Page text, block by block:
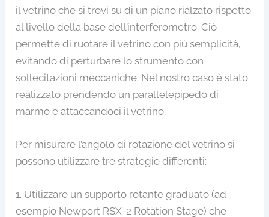
il vetrino che si trovi su di un piano rialzato rispetto
al livello della base dell’interferometro. Ciò
permette di ruotare il vetrino con più semplicità,
evitando di perturbare lo strumento con
sollecitazioni meccaniche. Nel nostro caso è stato
realizzato prendendo un parallelepipedo di
marmo e attaccandoci il vetrino.
Per misurare l’angolo di rotazione del vetrino si
possono utilizzare tre strategie differenti:
1. Utilizzare un supporto rotante graduato (ad
esempio Newport RSX-2 Rotation Stage) che